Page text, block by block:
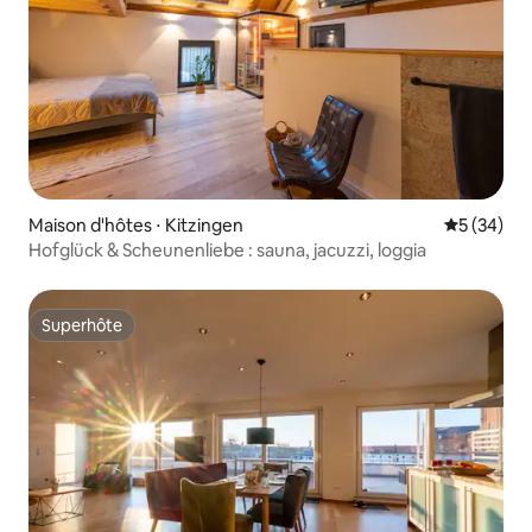
Maison d'hôtes ⋅ Kitzingen
5 (34)
Hofglück & Scheunenliebe : sauna, jacuzzi, loggia
Superhôte
Superhôte